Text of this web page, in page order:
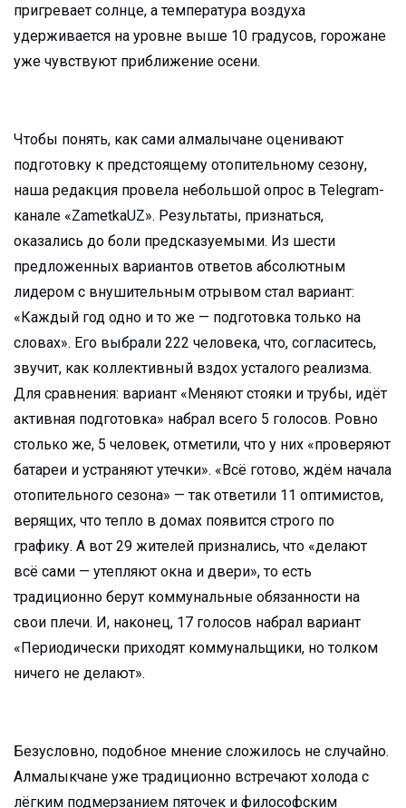
пригревает солнце, а температура воздуха
удерживается на уровне выше 10 градусов, горожане
уже чувствуют приближение осени.
Чтобы понять, как сами алмалычане оценивают
подготовку к предстоящему отопительному сезону,
наша редакция провела небольшой опрос в Telegram-
канале «ZametkaUZ». Результаты, признаться,
оказались до боли предсказуемыми. Из шести
предложенных вариантов ответов абсолютным
лидером с внушительным отрывом стал вариант:
«Каждый год одно и то же — подготовка только на
словах». Его выбрали 222 человека, что, согласитесь,
звучит, как коллективный вздох усталого реализма.
Для сравнения: вариант «Меняют стояки и трубы, идёт
активная подготовка» набрал всего 5 голосов. Ровно
столько же, 5 человек, отметили, что у них «проверяют
батареи и устраняют утечки». «Всё готово, ждём начала
отопительного сезона» — так ответили 11 оптимистов,
верящих, что тепло в домах появится строго по
графику. А вот 29 жителей признались, что «делают
всё сами — утепляют окна и двери», то есть
традиционно берут коммунальные обязанности на
свои плечи. И, наконец, 17 голосов набрал вариант
«Периодически приходят коммунальщики, но толком
ничего не делают».
Безусловно, подобное мнение сложилось не случайно.
Алмалыкчане уже традиционно встречают холода с
лёгким подмерзанием пяточек и философским